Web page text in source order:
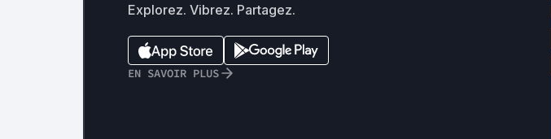
Explorez. Vibrez. Partagez.
EN SAVOIR PLUS